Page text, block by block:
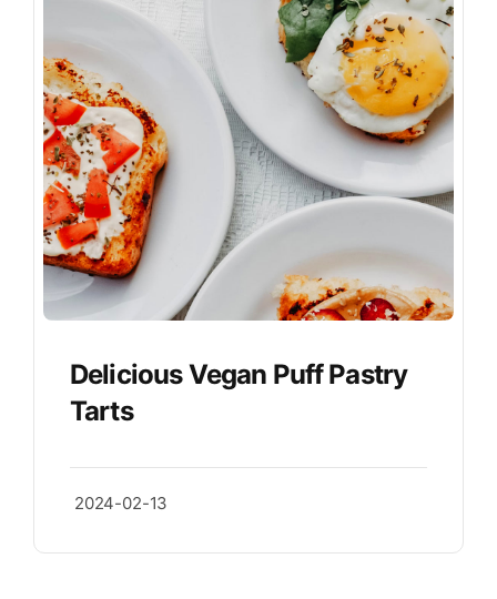
Delicious Vegan Puff Pastry
Tarts
2024-02-13